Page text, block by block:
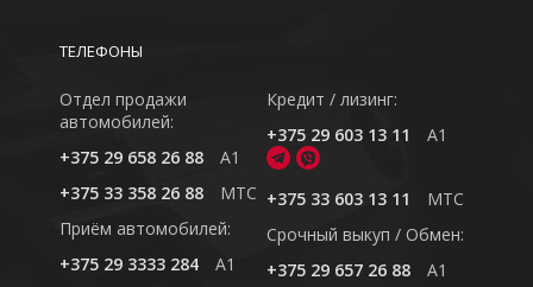
ТЕЛЕФОНЫ
Отдел продажи
автомобилей:
+375 29 658 26 88
A1
+375 33 358 26 88
MTC
Приём автомобилей:
+375 29 3333 284
A1
Кредит / лизинг:
+375 29 603 13 11
A1
+375 33 603 13 11
MTC
Cрочный выкуп / Обмен:
+375 29 657 26 88
A1